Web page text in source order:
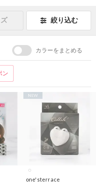
絞り込む
カラーをまとめる
ン
one'sterrace
NEW